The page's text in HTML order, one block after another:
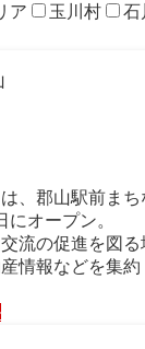
ア 玉川村 石
、郡山駅前ま
にオープン。
流の促進を図
情報などを集約